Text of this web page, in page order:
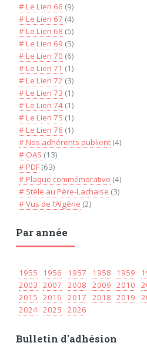
# Le Lien 66 (9)
# Le Lien 67 (4)
# Le Lien 68 (5)
# Le Lien 69 (5)
# Le Lien 70 (6)
# Le Lien 71 (1)
# Le Lien 72 (3)
# Le Lien 73 (1)
# Le Lien 74(1)
# Le Lien 75 (1)
# Le Lien 76 (1)
# Nos adhérents publient(4)
# OAS (13)
# PDF(63)
# Plaque commémorative (4)
# Stèle au Père-Lachaise (3)
# Vus de l’Algérie (2)
Par année
1955 1956 1957 1958 1959
2003 2007 2008 2009 2010
2015 2016 2017 2018 2019
2024 2025 2026
Bulletin d'adhésion